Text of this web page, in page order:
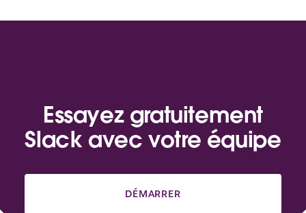
Essayez gratuitement
Slack avec votre équipe
DÉMARRER